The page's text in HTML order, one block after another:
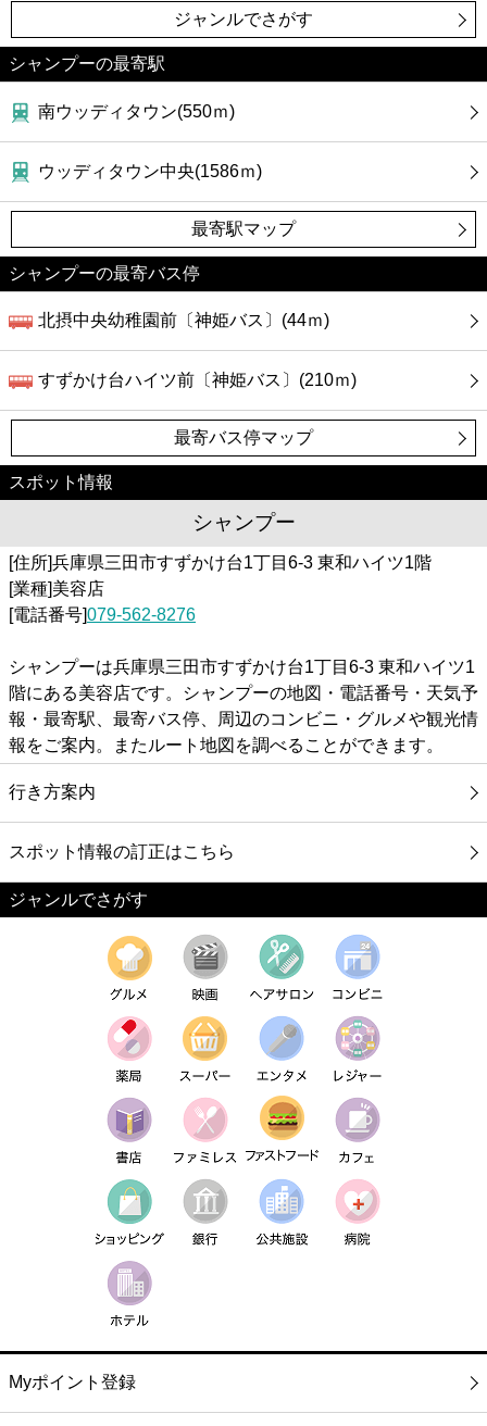
ジャンルでさがす
シャンプーの最寄駅
南ウッディタウン(550ｍ)
ウッディタウン中央(1586ｍ)
最寄駅マップ
シャンプーの最寄バス停
北摂中央幼稚園前〔神姫バス〕(44ｍ)
すずかけ台ハイツ前〔神姫バス〕(210ｍ)
最寄バス停マップ
スポット情報
シャンプー
[住所]兵庫県三田市すずかけ台1丁目6-3 東和ハイツ1階
[業種]美容店
[電話番号]079-562-8276
シャンプーは兵庫県三田市すずかけ台1丁目6-3 東和ハイツ1
階にある美容店です。シャンプーの地図・電話番号・天気予
報・最寄駅、最寄バス停、周辺のコンビニ・グルメや観光情
報をご案内。またルート地図を調べることができます。
行き方案内
スポット情報の訂正はこちら
ジャンルでさがす
Myポイント登録